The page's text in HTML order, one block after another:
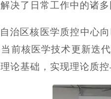
决了日常工作中的诸
治区核医学质控中心
前核医学技术更新迭
论基础，实现理论质